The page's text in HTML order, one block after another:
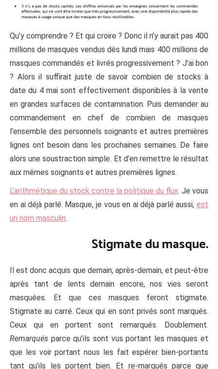
Qu’y comprendre ? Et qui croire ? Donc il n’y aurait pas 400
millions de masques vendus dès lundi mais 400 millions de
masques commandés et livrés progressivement ? J’ai bon
? Alors il suffirait juste de savoir combien de stocks à
date du 4 mai sont effectivement disponibles à la vente
en grandes surfaces de contamination. Puis demander au
commandement en chef de combien de masques
l’ensemble des personnels soignants et autres premières
lignes ont besoin dans les prochaines semaines. De faire
alors une soustraction simple. Et d’en remettre le résultat
aux mêmes soignants et autres premières lignes.
L’arithmétique du stock contre la politique du flux. Je vous
en ai déjà parlé. Masque, je vous en ai déjà parlé aussi, est
un nom masculin.
Stigmate du masque.
Il est donc acquis que demain, après-demain, et peut-être
après tant de lents demain encore, nos vies seront
masquées. Et que ces masques feront stigmate.
Stigmate au carré. Ceux qui en sont privés sont marqués.
Ceux qui en portent sont remarqués. Doublement.
Remarqués parce qu’ils sont vus portant les masques et
que les voir portant nous les fait espérer bien-portants
tant qu’ils les portent bien. Et re-marqués parce que